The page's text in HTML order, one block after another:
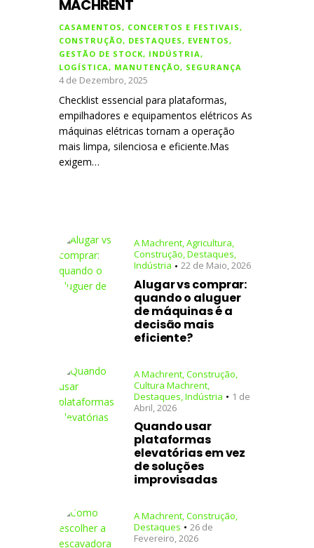
MACHRENT
CASAMENTOS, CONCERTOS E FESTIVAIS,
CONSTRUÇÃO, DESTAQUES, EVENTOS,
GESTÃO DE STOCK, INDÚSTRIA,
LOGÍSTICA, MANUTENÇÃO, SEGURANÇA
4 de Dezembro, 2025
Checklist essencial para plataformas,
empilhadores e equipamentos elétricos As
máquinas elétricas tornam a operação
mais limpa, silenciosa e eficiente.Mas
exigem…
A Machrent,Agricultura,
Construção,Destaques,
Indústria
22 de Maio, 2026
Alugar vs comprar:
quando o aluguer
de máquinas é a
decisão mais
eficiente?
A Machrent,Construção,
Cultura Machrent,
Destaques,Indústria
1 de
Abril, 2026
Quando usar
plataformas
elevatórias em vez
de soluções
improvisadas
A Machrent,Construção,
Destaques
26 de
Fevereiro, 2026